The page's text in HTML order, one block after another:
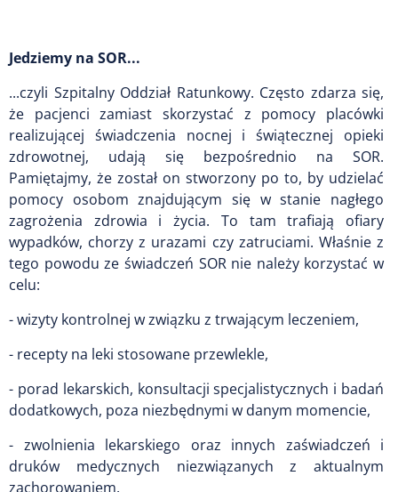
Jedziemy na SOR...
...czyli Szpitalny Oddział Ratunkowy. Często zdarza się,
że pacjenci zamiast skorzystać z pomocy placówki
realizującej świadczenia nocnej i świątecznej opieki
zdrowotnej, udają się bezpośrednio na SOR.
Pamiętajmy, że został on stworzony po to, by udzielać
pomocy osobom znajdującym się w stanie nagłego
zagrożenia zdrowia i życia. To tam trafiają ofiary
wypadków, chorzy z urazami czy zatruciami. Właśnie z
tego powodu ze świadczeń SOR nie należy korzystać w
celu:
- wizyty kontrolnej w związku z trwającym leczeniem,
- recepty na leki stosowane przewlekle,
- porad lekarskich, konsultacji specjalistycznych i badań
dodatkowych, poza niezbędnymi w danym momencie,
- zwolnienia lekarskiego oraz innych zaświadczeń i
druków medycznych niezwiązanych z aktualnym
zachorowaniem.